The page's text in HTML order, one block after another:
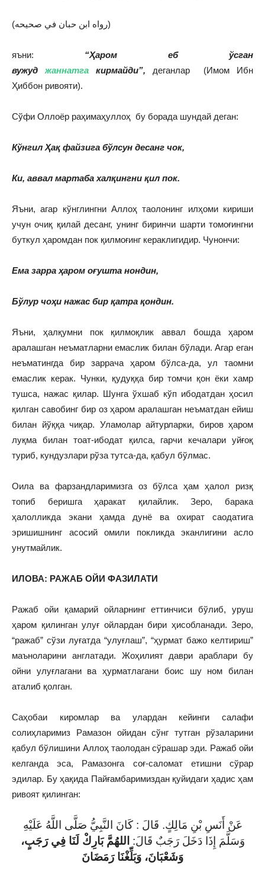
(رواه ابن حبان في صحيحه)
яъни: “Ҳаром еб ўсган
вужуд жаннатгакирмайди”, деганлар (Имом Ибн
Ҳиббон ривояти).
Сўфи Оллоёр раҳимаҳуллоҳ бу борада шундай деган:
Кўнгил Ҳақ файзига бўлсун десанг чок,
Ки, аввал мартаба халқингни қил пок.
Яъни, агар кўнглингни Аллоҳ таолонинг илҳоми кириши
учун очиқ қилай десанг, унинг биринчи шарти томоғингни
буткул ҳаромдан пок қилмоғинг кераклигидир. Чунончи:
Ема зарра ҳаром оғушта нондин,
Бўлур чоҳи нажас бир қатра қондин.
Яъни, ҳалқумни пок қилмоқлик аввал бошда ҳаром
аралашган неъматларни емаслик билан бўлади. Агар еган
неъматингда бир заррача ҳаром бўлса-да, ул таомни
емаслик керак. Чунки, қудуққа бир томчи қон ёки хамр
тушса, нажас қилар. Шунга ўхшаб кўп ибодатдан ҳосил
қилган савобинг бир оз ҳаром аралашган неъматдан ейиш
билан йўққа чиқар. Уламолар айтурларки, биров ҳаром
луқма билан тоат-ибодат қилса, гарчи кечалари уйғоқ
туриб, кундузлари рўза тутса-да, қабул бўлмас.
Оила ва фарзандларимизга оз бўлса ҳам ҳалол ризқ
топиб беришга ҳаракат қилайлик. Зеро, барака
ҳалолликда экани ҳамда дунё ва охират саодатига
эришишнинг асосий омили покликда эканлигини асло
унутмайлик.
ИЛОВА: РАЖАБ ОЙИ ФАЗИЛАТИ
Ражаб ойи қамарий ойларнинг еттинчиси бўлиб, уруш
ҳаром қилинган улуғ ойлардан бири ҳисобланади. Зеро,
“ражаб” сўзи луғатда “улуғлаш”, “ҳурмат бажо келтириш”
маъноларини англатади. Жоҳилият даври араблари бу
ойни улуғлагани ва ҳурматлагани боис шу ном билан
аталиб қолган.
Саҳобаи киромлар ва улардан кейинги салафи
солиҳларимиз Рамазон ойидан сўнг тутган рўзаларини
қабул бўлишини Аллоҳ таолодан сўрашар эди. Ражаб ойи
келганда эса, Рамазонга соғ-саломат етишни сўрар
эдилар. Бу ҳақида Пайғамбаримиздан қуйидаги ҳадис ҳам
ривоят қилинган:
عَنْ أَنَسِ بْنِ مَالِكٍ. قَالَ : كَانَ النَّبِيُّ صَلَّى اللَّهُ عَلَيْهِ
وَسَلَّمَ إِذَا دَخَلَ رَجَبٌ قَالَ: اللهُمَّ بَارِكْ لَنَا فِي رَجَبٍ،
وَشَعْبَانَ، وَبَلِّغْنَا رَمَضَانَ